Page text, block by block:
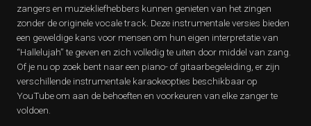
zangers en muziekliefhebbers kunnen genieten van het zingen
zonder de originele vocale track. Deze instrumentale versies bieden
een geweldige kans voor mensen om hun eigen interpretatie van
“Hallelujah” te geven en zich volledig te uiten door middel van zang.
Of je nu op zoek bent naar een piano- of gitaarbegeleiding, er zijn
verschillende instrumentale karaokeopties beschikbaar op
YouTube om aan de behoeften en voorkeuren van elke zanger te
voldoen.